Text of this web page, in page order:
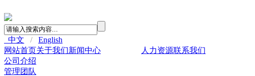
中文 /
English
网站首页关于我们新闻中心 人力资源联系我们
公司介绍
管理团队